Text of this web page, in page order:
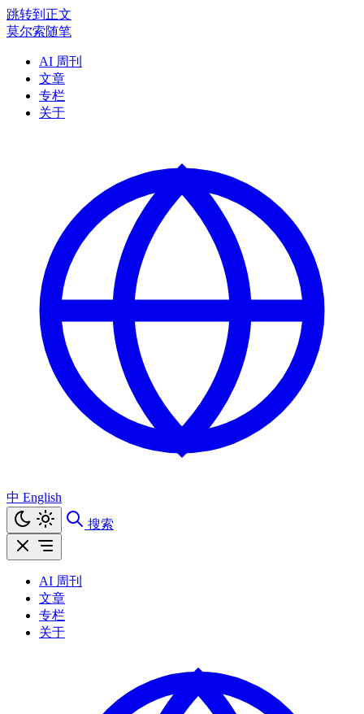
跳转到正文
莫尔索随笔
AI 周刊
文章
专栏
关于
中 English
搜索
AI 周刊
文章
专栏
关于